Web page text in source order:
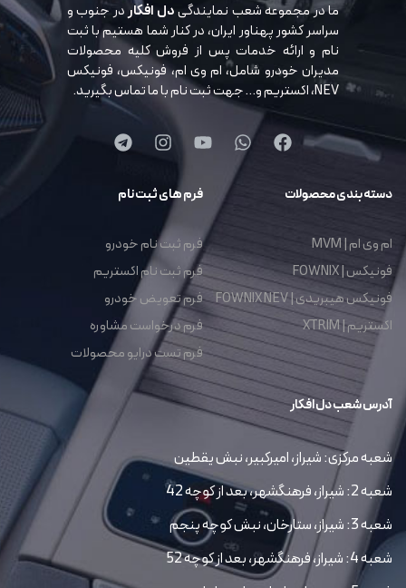
ما در مجموعه شعب نمایندگیدل افکاردر جنوب و
سراسر کشور پهناور ایران، در کنار شما هستیم با ثبت
نام و ارائه خدمات پس از فروش کلیه محصولات
مدیران خودرو شامل، ام وی ام، فونیکس، فونیکس
NEV، اکستریم و… جهت ثبت نام با ما تماس بگیرید.
دسته بندی محصولات
ام وی ام | MVM
فونیکس | FOWNIX
فونیکس هیبریدی | FOWNIX NEV
اکستریم | XTRIM
فرم های ثبت نام
فرم ثبت نام خودرو
فرم ثبت نام اکستریم
فرم تعویض خودرو
فرم درخواست مشاوره
فرم تست درایو محصولات
آدرس شعب دل افکار
شعبه مرکزی: شیراز، امیرکبیر، نبش یقطین
شعبه 2: شیراز، فرهنگشهر، بعد از کوچه 42
شعبه 3: شیراز، ستارخان، نبش کوچه پنجم
شعبه 4: شیراز، فرهنگشهر، بعد از کوچه 52